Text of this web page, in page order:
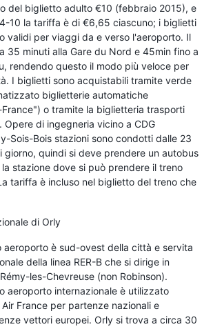
del biglietto adulto €10 (febbraio 2015), e
10 la tariffa è di €6,65 ciascuno; i biglietti
validi per viaggi da e verso l'aeroporto. Il
35 minuti alla Gare du Nord e 45min fino a
rendendo questo il modo più veloce per
I biglietti sono acquistabili tramite verde
biglietterie automatiche
o tramite la biglietteria trasporti
Opere di ingegneria vicino a CDG
Sois-Bois stazioni sono condotti dalle 23
giorno, quindi si deve prendere un autobus
stazione dove si può prendere il treno
tariffa è incluso nel biglietto del treno che
di Orly
aeroporto è sud-ovest della città e servita
della linea RER-B che si dirige in
les-Chevreuse (non Robinson).
aeroporto internazionale è utilizzato
France per partenze nazionali e
vettori europei. Orly si trova a circa 30